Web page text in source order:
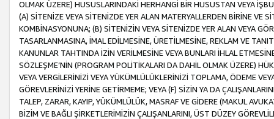
OLMAK ÜZERE) HUSUSLARINDAKİ HERHANGİ BİR HUSUSTAN VEYA
(A) SİTENİZE VEYA SİTENİZDE YER ALAN MATERYALLERDEN BİRİNE VE
KOMBİNASYONUNA; (B) SİTENİZİN VEYA SİTENİZDE YER ALAN VEYA
TASARLANMASINA, İMAL EDİLMESİNE, ÜRETİLMESİNE, REKLAM VE
KANUNLAR TAHTINDA İZİN VERİLMESİNE VEYA BUNLARI İHLAL
SÖZLEŞME’NİN (PROGRAM POLİTİKALARI DA DAHİL OLMAK ÜZERE)
VEYA VERGİLERİNİZİ VEYA YÜKÜMLÜLÜKLERİNİZİ TOPLAMA, ÖDEME
GÖREVLERİNİZİ YERİNE GETİRMEME; VEYA (F) SİZİN YA DA
TALEP, ZARAR, KAYIP, YÜKÜMLÜLÜK, MASRAF VE GİDERE (MAKUL
BİZİM VE BAĞLI ŞİRKETLERİMİZİN ÇALIŞANLARINI, ÜST DÜZEY